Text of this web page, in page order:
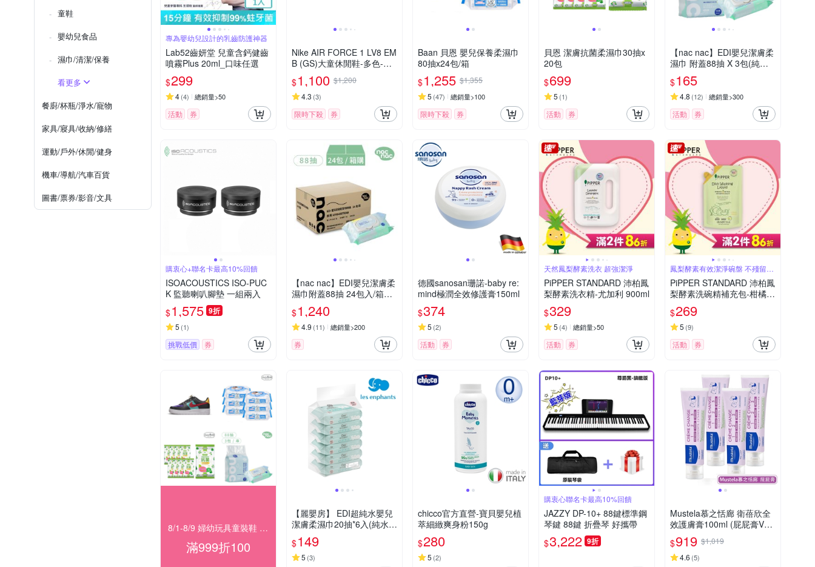
童鞋
嬰幼兒食品
濕巾/清潔/保養
看更多
餐廚/杯瓶/淨水/寵物
家具/寢具/收納/修繕
運動/戶外/休閒/健身
機車/導航/汽車百貨
圖書/票券/影音/文具
專為嬰幼兒設計的乳齒防護神器
Lab52齒妍堂 兒童含鈣健齒
噴霧Plus 20ml_口味任選
$299
4(4) 總銷量>50
活動 券
Nike AIR FORCE 1 LV8 EM
B (GS)大童休閒鞋-多色-DN
4178001
$1,100 $1,200
4.3 (3)
限時下殺 券
Baan 貝恩 嬰兒保養柔濕巾
80抽x24包/箱
$1,255 $1,355
5 (47) 總銷量>100
限時下殺 券
貝恩 潔膚抗菌柔濕巾30抽x
20包
$699
5 (1)
活動 券
【nac nac】EDI嬰兒潔膚柔
濕巾 附蓋88抽 X 3包(純水
溼紙巾/嬰兒柔膚巾)
$165
4.8 (12) 總銷量>300
活動 券
購衷心+聯名卡最高10%回饋
ISOACOUSTICS ISO-PUC
K 監聽喇叭腳墊 一組兩入
$1,575 9折
5 (1)
挑戰低價 券
【nac nac】EDI嬰兒潔膚柔
濕巾附蓋88抽 24包入/箱購
(純水溼紙巾/嬰兒柔膚巾)
$1,240
4.9 (11) 總銷量>200
券
德國sanosan珊諾-baby re:
mind極潤全效修護膏150ml
$374
5 (2)
活動 券
天然鳳梨酵素洗衣 超強潔淨
PiPPER STANDARD 沛柏鳳
梨酵素洗衣精-尤加利 900ml
$329
5 (4) 總銷量>50
活動 券
鳳梨酵素有效潔淨碗盤 不殘留毒
素
PiPPER STANDARD 沛柏鳳
梨酵素洗碗精補充包-柑橘 7
50ml
$269
5 (9)
活動 券
8/1-8/9 婦幼玩具童裝鞋 指定品滿999折100
滿999折100
【麗嬰房】 EDI超純水嬰兒
潔膚柔濕巾20抽*6入(純水溼
紙巾/嬰兒柔膚巾)
$149
5 (3)
chicco官方直營-寶貝嬰兒植
萃細緻爽身粉150g
$280
5 (2)
購衷心聯名卡最高10%回饋
JAZZY DP-10+ 88鍵標準鋼
琴鍵 88鍵 折疊琴 好攜帶
$3,222 9折
Mustela慕之恬廊 衛蓓欣全
效護膚膏100ml (屁屁膏VB
C)四入超值組
$919 $1,019
4.6 (5)